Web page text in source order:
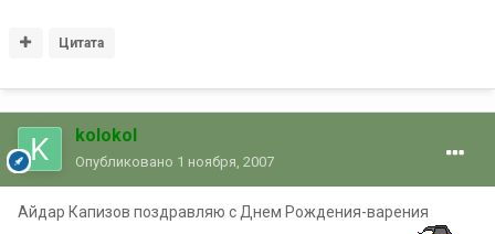
Цитата
kolokol
Опубликовано 1 ноября, 2007
Айдар Капизов поздравляю с Днем Рождения-варения